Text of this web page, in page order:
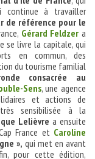
continue à travailler
de référence pour le
Gérard Feldzer a
se livre la capitale, qui
en commun, des
du tourisme familial
consacrée au
Sens, une agence
et actions de
sensibilisée à la
Lelièvre a ensuite
France et Caroline
», qui met en avant
pour cette édition,